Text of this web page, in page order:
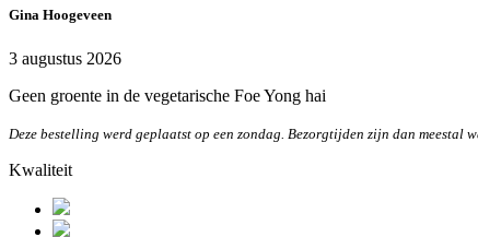
Gina Hoogeveen
3 augustus 2026
Geen groente in de vegetarische Foe Yong hai
Deze bestelling werd geplaatst op een zondag. Bezorgtijden zijn dan meestal
Kwaliteit